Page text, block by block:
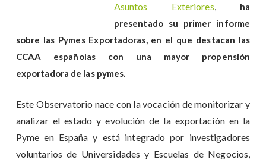
Asuntos Exteriores, ha
presentado su primer informe
sobre las Pymes Exportadoras, en el que destacan las
CCAA españolas con una mayor propensión
exportadora de las pymes.
Este Observatorio nace con la vocación de monitorizar y
analizar el estado y evolución de la exportación en la
Pyme en España y está integrado por investigadores
voluntarios de Universidades y Escuelas de Negocios,